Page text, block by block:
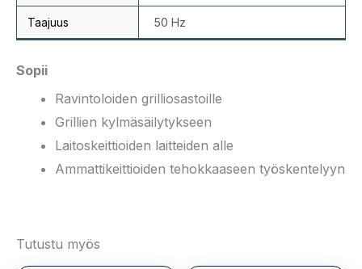
Taajuus 50 Hz
Sopii
Ravintoloiden grilliosastoille
Grillien kylmäsäilytykseen
Laitoskeittioiden laitteiden alle
Ammattikeittioiden tehokkaaseen työskentelyyn
Tutustu myös